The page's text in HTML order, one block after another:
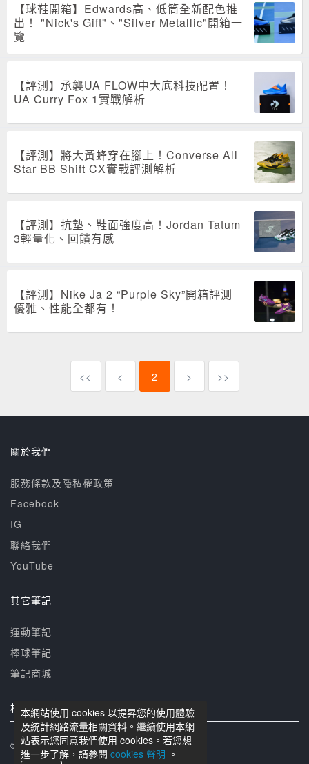
【球鞋開箱】Edwards高、低筒全新配色推
出！ "Nick's Gift"、"Silver Metallic"開箱一
覽
【評測】承襲UA FLOW中大底科技配置！
UA Curry Fox 1實戰解析
【評測】將大黃蜂穿在腳上！Converse All
Star BB Shift CX實戰評測解析
【評測】抗墊、鞋面強度高！Jordan Tatum
3輕量化、回饋有感
【評測】Nike Ja 2 “Purple Sky”開箱評測
優雅、性能全都有！
<< < 2 > >>
本網站使用 cookies 以提昇您的使用體驗
及統計網路流量相關資料。繼續使用本網
站表示您同意我們使用 cookies。若您想
進一步了解，請參閱 cookies 聲明 。
關於我們
服務條款及隱私權政策
Facebook
IG
聯絡我們
YouTube
其它筆記
運動筆記
棒球筆記
筆記商城
相關網站
© 籃球筆記 版權所有